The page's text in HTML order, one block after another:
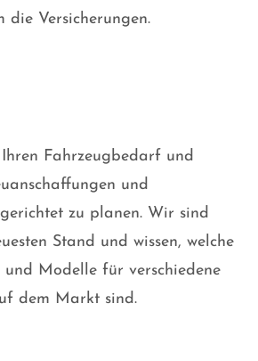
die Versicherungen.
Fahrzeugbedarf und
und
zu planen. Wir sind
Stand und wissen, welche
und Modelle für verschiedene
dem Markt sind.